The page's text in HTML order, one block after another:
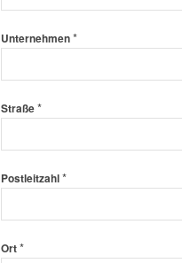
Unternehmen*
Straße*
Postleitzahl*
Ort*